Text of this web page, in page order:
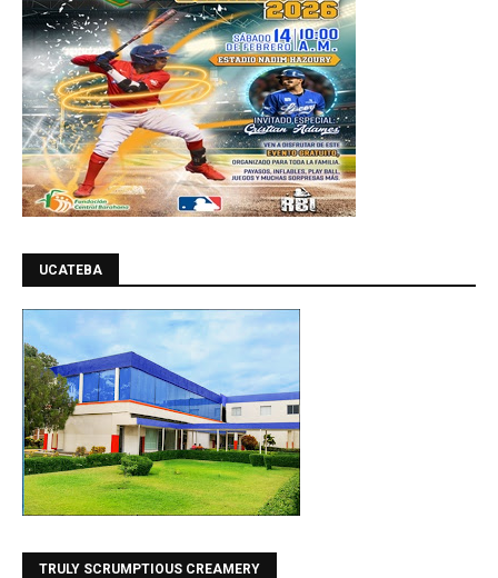
UCATEBA
TRULY SCRUMPTIOUS CREAMERY